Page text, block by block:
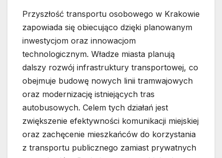
Przyszłość transportu osobowego w Krakowie
zapowiada się obiecująco dzięki planowanym
inwestycjom oraz innowacjom
technologicznym. Władze miasta planują
dalszy rozwój infrastruktury transportowej, co
obejmuje budowę nowych linii tramwajowych
oraz modernizację istniejących tras
autobusowych. Celem tych działań jest
zwiększenie efektywności komunikacji miejskiej
oraz zachęcenie mieszkańców do korzystania
z transportu publicznego zamiast prywatnych